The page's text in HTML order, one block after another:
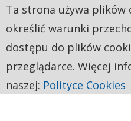
Ta strona używa plików
określić warunki
dostępu do plików
przeglądarce. Więcej
naszej: Polityce Cookies